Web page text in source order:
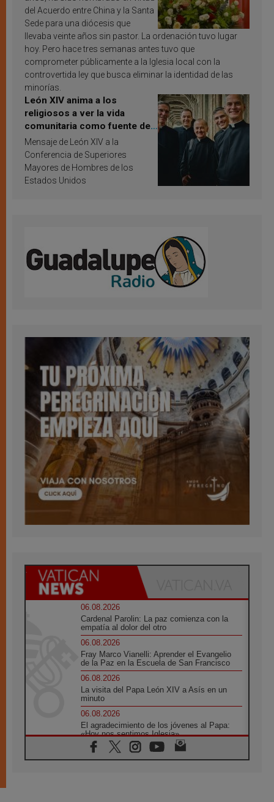
del Acuerdo entre China y la Santa
Sede para una diócesis que
llevaba veinte años sin pastor. La ordenación tuvo lugar
hoy. Pero hace tres semanas antes tuvo que
comprometer públicamente a la Iglesia local con la
controvertida ley que busca eliminar la identidad de las
minorías.
León XIV anima a los
religiosos a ver la vida
comunitaria como fuente de
inspiración y santificación
Mensaje de León XIV a la
Conferencia de Superiores
Mayores de Hombres de los
Estados Unidos
06.08.2026
Cardenal Parolin: La paz comienza con la
empatía al dolor del otro
06.08.2026
Fray Marco Vianelli: Aprender el Evangelio
de la Paz en la Escuela de San Francisco
06.08.2026
La visita del Papa León XIV a Asís en un
minuto
06.08.2026
El agradecimiento de los jóvenes al Papa:
«Hoy nos sentimos Iglesia»
06.08.2026
Líbano: Reanudan los coloquios en Roma en